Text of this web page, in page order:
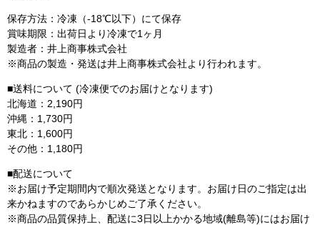
保存方法：冷凍（-18℃以下）にて保存
賞味期限：出荷日より冷凍で1ヶ月
製造者：井上商事株式会社
※商品の製造・発送は井上商事株式会社より行われます。
■送料について (冷凍便でのお届けとなります)
北海道：2,190円
沖縄：1,730円
東北：1,600円
その他：1,180円
■配送について
※お届け予定期間内で順次発送となります。お届け日のご指定は出
来かねますのであらかじめご了承ください。
※商品の品質保持上、配送に3日以上かかる地域(離島等)にはお届け